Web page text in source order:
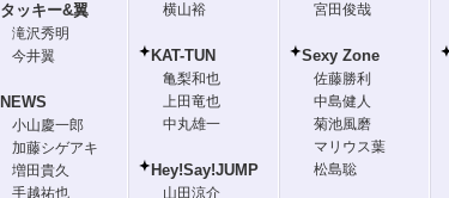
タッキー&翼
滝沢秀明
今井翼
NEWS
小山慶一郎
加藤シゲアキ
増田貴久
手越祐也
横山裕
KAT-TUN
亀梨和也
上田竜也
中丸雄一
Hey!Say!JUMP
山田涼介
宮田俊哉
Sexy Zone
佐藤勝利
中島健人
菊池風磨
マリウス葉
松島聡